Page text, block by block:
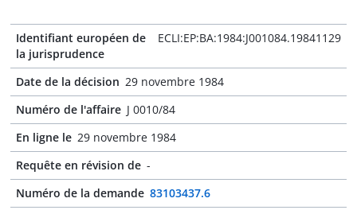
Identifiant européen de
la jurisprudence
ECLI:EP:BA:1984:J001084.19841129
Date de la décision 29 novembre 1984
Numéro de l'affaire J 0010/84
En ligne le 29 novembre 1984
Requête en révision de -
Numéro de la demande 83103437.6